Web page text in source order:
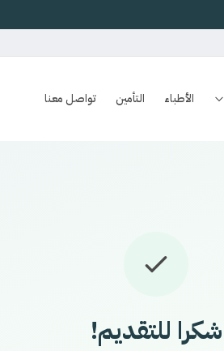
الأطباء التأمين تواصل معنا
شكرا للتقديم!